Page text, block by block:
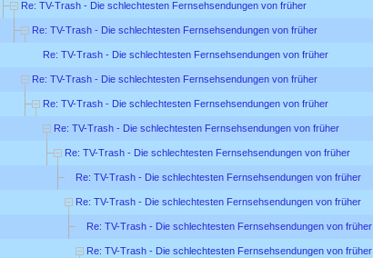
Re: TV-Trash - Die schlechtesten Fernsehsendungen von früher
Re: TV-Trash - Die schlechtesten Fernsehsendungen von früher
Re: TV-Trash - Die schlechtesten Fernsehsendungen von früher
Re: TV-Trash - Die schlechtesten Fernsehsendungen von früher
Re: TV-Trash - Die schlechtesten Fernsehsendungen von früher
Re: TV-Trash - Die schlechtesten Fernsehsendungen von früher
Re: TV-Trash - Die schlechtesten Fernsehsendungen von früher
Re: TV-Trash - Die schlechtesten Fernsehsendungen von früher
Re: TV-Trash - Die schlechtesten Fernsehsendungen von früher
Re: TV-Trash - Die schlechtesten Fernsehsendungen von früher
Re: TV-Trash - Die schlechtesten Fernsehsendungen von früher